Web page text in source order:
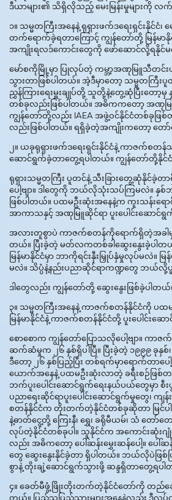
ဒီယာများ၏ သိရှိလိုသည့် မေးမြန်းမှုများကို လက်
၁။ သမ္မတကြီးအနေနဲ့ ရုရှားဖက်ဒရေးရှင်းနိုင်ငံ
တက်ရောက်ခဲ့ရတာကြောင့် ကျွန်တော်တို့ မြန်မ
အကျိုးရလဒ်ကောင်းတွေကို ဖော်ဆောင်လို့ရနို
မော်စကိုမြို့မှာ ပြုလုပ်တဲ့ ကမ္ဘာ့အဏုမြူသီတင်း
သွားတာဖြစ်ပါတယ်။ အဲ့ဒီမှာတော့ သမ္မတကြီးပူတ
ညွှန်ကြားရေးမှူးချုပ်တို့ သူတို့နဲ့တွေ့ဆုံပြီးတော့
တစ်ခုလည်းဖြစ်ပါတယ်။ အဓိကကတော့ အဏုမြူစွ
ကျွန်တော်တို့လည်း IAEA အဖွဲ့ဝင်နိုင်ငံတစ်ခုဖ
လည်းဖြစ်ပါတယ်။ ရရှိခဲ့တဲ့အကျိုးကတော့ တော်
၂။ ယခုရုရှားဖက်ဒရေးရှင်းနိုင်ငံနဲ့ ကာဇက်စတ
ဆောင်ရွက်ခဲ့တာတွေ့ရပါတယ်။ ကျွန်တော်တို့
ရုရှားသမ္မတကြီး ပူတင်နဲ့ သီးခြားတွေ့ဆုံနိုင်
ပေါ့ဗျာ။ ဒါတွေကို ဘယ်လိုသုံးသပ်ကြမလဲ။ နှစ်
ဖြစ်ပါတယ်။ ပထမဦးဆုံးအနေနဲ့က ကူးသန်းရော
အာကာသနှင့် အဏုမြူဆိုင်ရာ ပူးပေါင်းဆောင်ရွ
အလားတူစွာပဲ ကာဇက်စတန်ကိုရောက်ရှိတဲ့အခါမှ
တယ်။ ပြီးခဲ့တဲ့ မတ်လကတစ်ခါဆွေးနွေးခဲ့ပါ
မြန်မာနိုင်ငံမှာ ဘာကိုရင်းနှီးမြှုပ်နှံမှုလုပ်မလဲ
မလဲ။ သိပ္ပံနဲ့နည်းပညာဆိုင်ရာကဏ္ဍတွေ ဘယ်လို့ပူ
ဒါတွေလည်း ကျွန်တော်တို့ ဆွေးနွေးဖြစ်ခဲ့ပါ
၃။ သမ္မတကြီးအနေနဲ့ ကာဇက်စတန်နိုင်ငံကို ပထ
မြန်မာနိုင်ငံနဲ့ ကာဇက်စတန်နိုင်ငံတို့ ပူးပေါင်း
စောစောက ကျွန်တော်ပြောသလိုပေါ့ဗျာ။
ဆက်ဆံမှုက ၂၆ နှစ်ရှိပါပြီ။ ပြီးခဲ့တဲ့ ၁၉၉၉
ဒီတော့ ၂၆ နှစ်ပြည့်ပြီး တစ်ရက်မှာရောက်တာပေ
ယောက်အနေနဲ့ ပထမဦးဆုံးလာတဲ့ ခရီးစဉ်ဖြစ်
ဘက်ပူးပေါင်းဆောင်ရွက်ရေးနယ်ပယ်တွေမှာ စီးပွ
ပညာရေးဆိုင်ရာပူးပေါင်းဆောင်ရွက်မှုတွေ၊ က
စတန်နိုင်ငံက တိုးတက်တဲ့နိုင်ငံတစ်ခုဆိုတာ မြင်ပ
နဲ့ဓာတ်ငွေ့တို့ ကြေးနီ၊ ရွှေ၊ ခရိုမီယမ်၊ သံ တော်
လုပ်တဲ့နိုင်ငံတစ်ခုပါ။ သူနိုင်ငံက အကောင်းဆုံးဂျုံ
လည်း အဓိကတော့ ပေါ်ဆန်းမွှေးဆန်ပေါ့။ ပေ
တွေ ဆွေးနွေးနိုင်ခဲ့တာ ရှိပါတယ်။ ဘယ်လိုပဲဖြ
စွာနဲ့ တိုးချဲ့ဆောင်ရွက်သွားဖို့ ဆန္ဒရှိတာတွေ့ရပ
၄။ ခေတ်မီဖွံ့ဖြိုးတိုးတက်တဲ့နိုင်ငံတော်ကို တည်ဆ
တယ်။ ပြည်သူပြည်သားများအနေနဲ့လည်း ဒီလု